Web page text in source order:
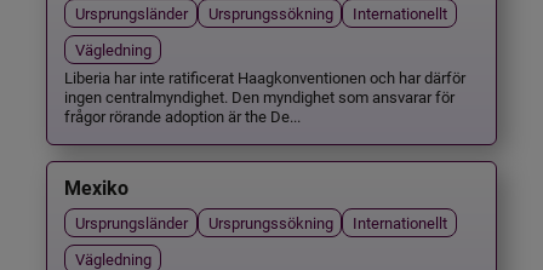
Ursprungsländer Ursprungssökning
Internationellt
Vägledning
Liberia har inte ratificerat Haagkonventionen och har därför
ingen centralmyndighet. Den myndighet som ansvarar för
frågor rörande adoption är the De...
Mexiko
Ursprungsländer Ursprungssökning
Internationellt
Vägledning